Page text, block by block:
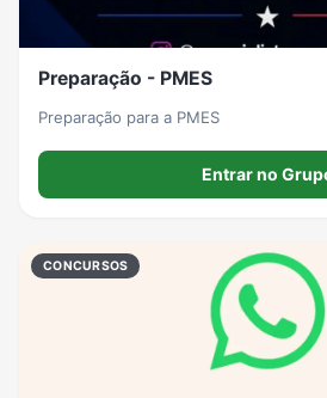
Preparação - PMES
Preparação para a PMES
Entrar no
CONCURSOS